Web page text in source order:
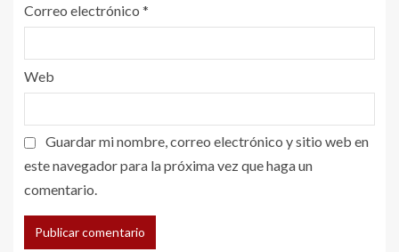
Correo electrónico *
Web
Guardar mi nombre, correo electrónico y sitio web en
este navegador para la próxima vez que haga un
comentario.